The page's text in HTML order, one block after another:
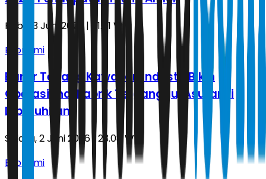
Rabu, 3 Juni 2026 | 01.01 WIB
Ekonomi
Banjir Terjang Kawasan Industri Bikin
Operasional Pabrik Terganggu, Asuransi
Dibutuhkan
Selasa, 2 Juni 2026 | 23.08 WIB
Ekonomi